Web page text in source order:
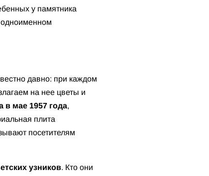
у памятника
давно: при каждом
на нее цветы и
в мае 1957 года,
плита
посетителям
узников. Кто они